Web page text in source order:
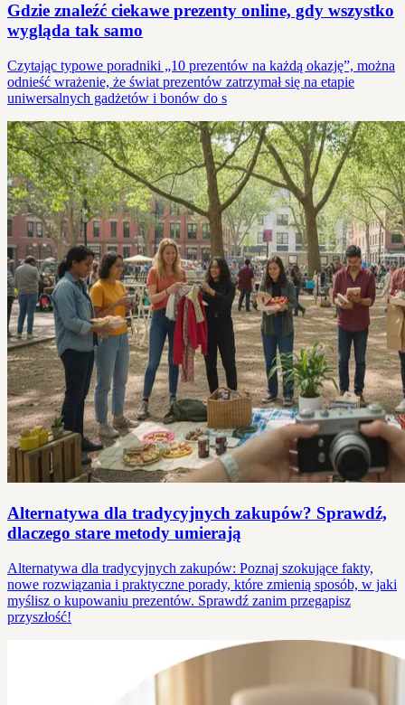
Gdzie znaleźć ciekawe prezenty online, gdy wszystko
wygląda tak samo
Czytając typowe poradniki „10 prezentów na każdą okazję”, można
odnieść wrażenie, że świat prezentów zatrzymał się na etapie
uniwersalnych gadżetów i bonów do s
Alternatywa dla tradycyjnych zakupów? Sprawdź,
dlaczego stare metody umierają
Alternatywa dla tradycyjnych zakupów: Poznaj szokujące fakty,
nowe rozwiązania i praktyczne porady, które zmienią sposób, w jaki
myślisz o kupowaniu prezentów. Sprawdź zanim przegapisz
przyszłość!